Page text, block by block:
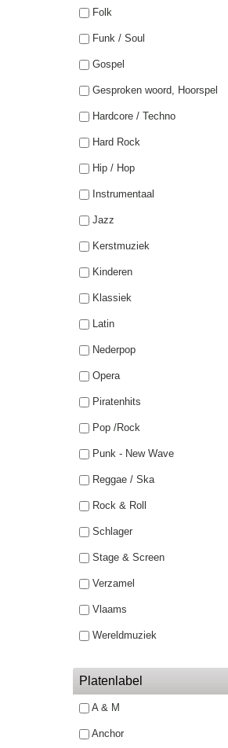
Folk
Funk / Soul
Gospel
Gesproken woord, Hoorspel
Hardcore / Techno
Hard Rock
Hip / Hop
Instrumentaal
Jazz
Kerstmuziek
Kinderen
Klassiek
Latin
Nederpop
Opera
Piratenhits
Pop /Rock
Punk - New Wave
Reggae / Ska
Rock & Roll
Schlager
Stage & Screen
Verzamel
Vlaams
Wereldmuziek
Platenlabel
A & M
Anchor